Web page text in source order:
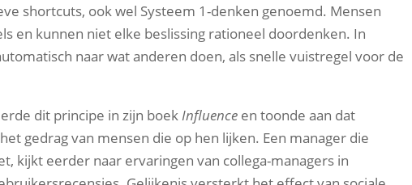
shortcuts, ook wel Systeem 1-denken genoemd. Mensen
en kunnen niet elke beslissing rationeel doordenken. In
naar wat anderen doen, als snelle vuistregel voor de
dit principe in zijn boekInfluence en toonde aan dat
gedrag van mensen die op hen lijken. Een manager die
kijkt eerder naar ervaringen van collega-managers in